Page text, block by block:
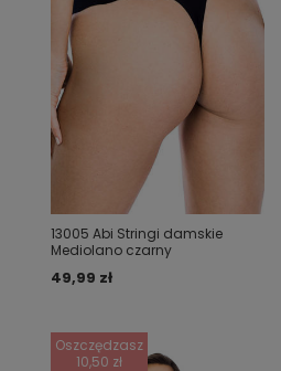
13005 Abi Stringi damskie
Mediolano czarny
49,99 zł
Oszczędzasz
10,50 zł